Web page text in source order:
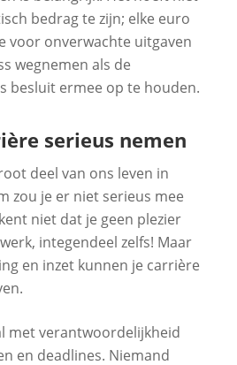
bedrag te zijn; elke euro
voor onverwachte uitgaven
wegnemen als de
besluit ermee op te houden.
serieus nemen
deel van ons leven in
zou je er niet serieus mee
niet dat je geen plezier
integendeel zelfs! Maar
en inzet kunnen je carrière
met verantwoordelijkheid
en deadlines. Niemand